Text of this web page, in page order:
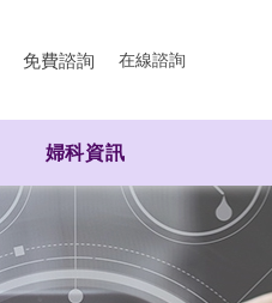
免費諮詢 在線諮詢
婦科資訊